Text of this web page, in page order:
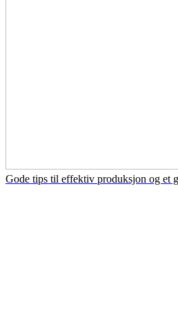
Gode tips til effektiv produksjon og et